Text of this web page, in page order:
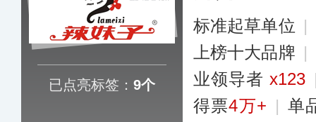
已点亮标签： 9个
标准起草单位 |
上榜十大品牌 |
业领导者 x123
得票4万+ | 单